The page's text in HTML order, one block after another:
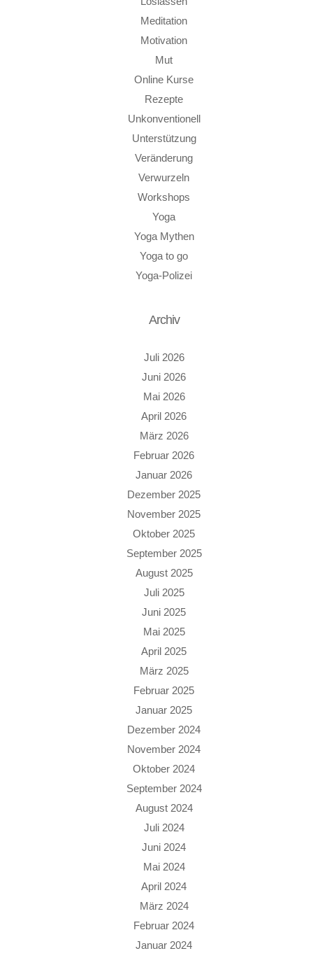
Meditation
Motivation
Mut
Online Kurse
Rezepte
Unkonventionell
Unterstützung
Veränderung
Verwurzeln
Workshops
Yoga
Yoga Mythen
Yoga to go
Yoga-Polizei
Archiv
Juli 2026
Juni 2026
Mai 2026
April 2026
März 2026
Februar 2026
Januar 2026
Dezember 2025
November 2025
Oktober 2025
September 2025
August 2025
Juli 2025
Juni 2025
Mai 2025
April 2025
März 2025
Februar 2025
Januar 2025
Dezember 2024
November 2024
Oktober 2024
September 2024
August 2024
Juli 2024
Juni 2024
Mai 2024
April 2024
März 2024
Februar 2024
Januar 2024